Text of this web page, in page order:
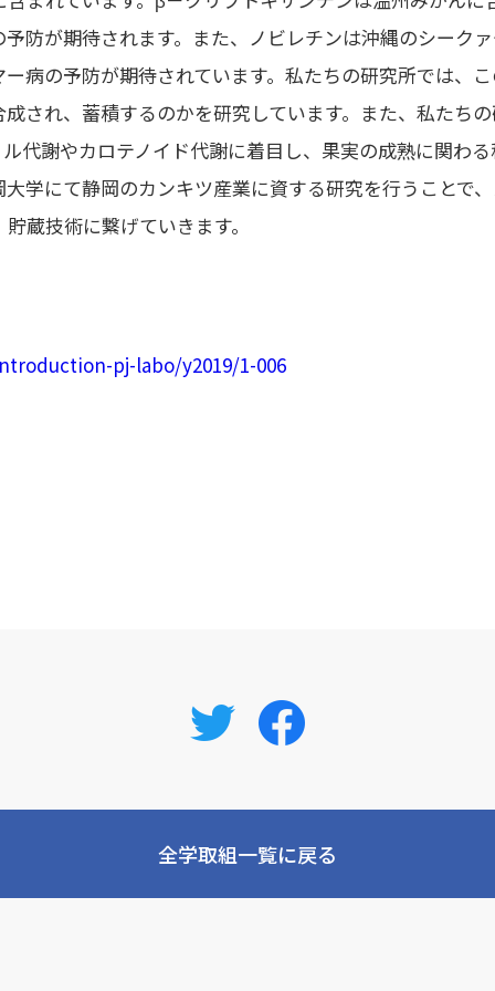
防が期待されます。また、ノビレチンは沖縄のシーク
病の予防が期待されています。私たちの研究所では、
され、蓄積するのかを研究しています。また、私たち
代謝やカロテノイド代謝に着目し、果実の成熟に関わ
学にて静岡のカンキツ産業に資する研究を行うことで
蔵技術に繋げていきます。
pj-labo/y2019/1-006
全学取組一覧に戻る